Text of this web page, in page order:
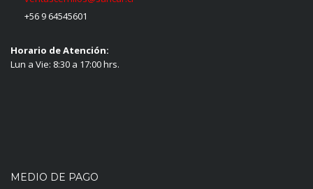
+56 9 64545601
Horario de Atención:
Lun a Vie: 8:30 a 17:00 hrs.
MEDIO DE PAGO